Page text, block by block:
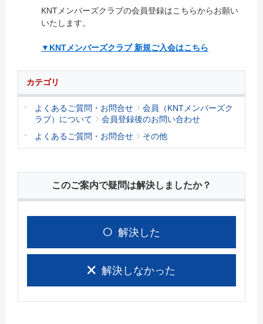
KNTメンバーズクラブの会員登録はこちらからお願い
いたします。
▼KNTメンバーズクラブ 新規ご入会はこちら
カテゴリ
よくあるご質問・お問合せ
会員（KNTメンバーズク
ラブ）について
会員登録後のお問い合わせ
よくあるご質問・お問合せ
その他
このご案内で疑問は解決しましたか？
解決した
解決しなかった